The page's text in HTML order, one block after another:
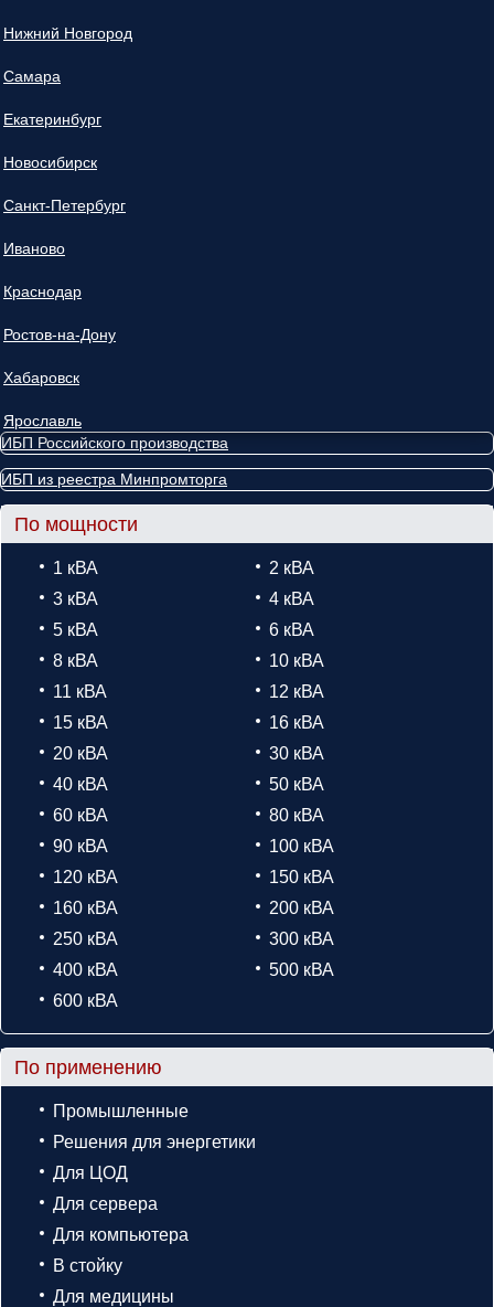
Нижний Новгород
Самара
Екатеринбург
Новосибирск
Санкт-Петербург
Иваново
Краснодар
Ростов-на-Дону
Хабаровск
Ярославль
ИБП Российского производства
ИБП из реестра Минпромторга
По мощности
1 кВА
2 кВА
3 кВА
4 кВА
5 кВА
6 кВА
8 кВА
10 кВА
11 кВА
12 кВА
15 кВА
16 кВА
20 кВА
30 кВА
40 кВА
50 кВА
60 кВА
80 кВА
90 кВА
100 кВА
120 кВА
150 кВА
160 кВА
200 кВА
250 кВА
300 кВА
400 кВА
500 кВА
600 кВА
По применению
Промышленные
Решения для энергетики
Для ЦОД
Для сервера
Для компьютера
В стойку
Для медицины